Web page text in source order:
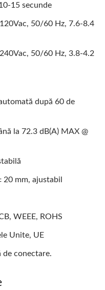
15 secunde
50/60 Hz, 7.6-8.4
50/60 Hz, 3.8-4.2
după 60 de
la 72.3 dB(A) MAX @
20 mm, ajustabil
WEEE, ROHS
Unite, UE
de conectare.